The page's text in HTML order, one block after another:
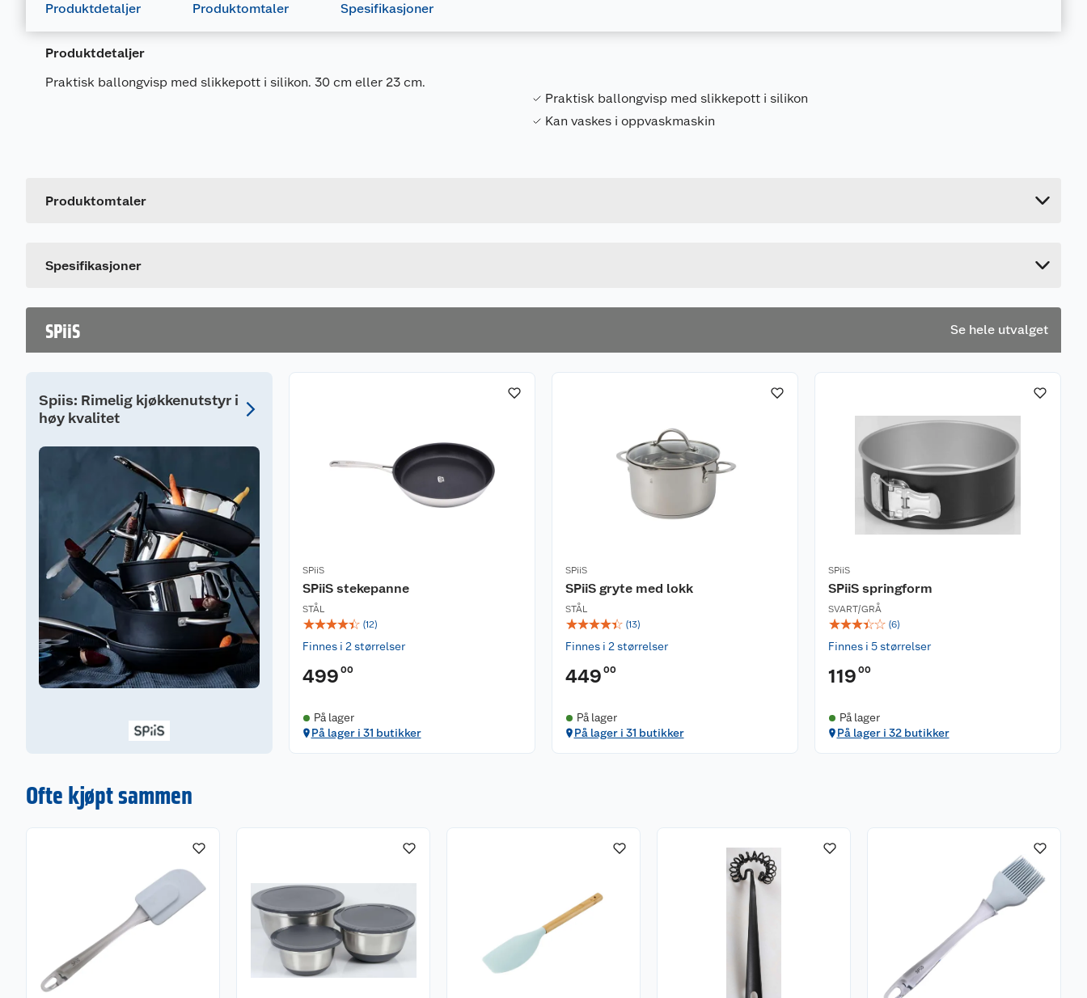
Produktdetaljer Produktomtaler Spesifikasjoner
Produktdetaljer
Praktisk ballongvisp med slikkepott i silikon. 30 cm eller 23 cm.
Praktisk ballongvisp med slikkepott i silikon
Kan vaskes i oppvaskmaskin
Produktomtaler
Spesifikasjoner
Leverandørens artikkelnummer
SPiiS Se hele utvalget
Spiis: Rimelig kjøkkenutstyr i
høy kvalitet
SPiiS
SPiiS stekepanne
STÅL
☆☆☆☆☆ (12)
Finnes i 2 størrelser
499 00
På lager
På lager i 31 butikker
SPiiS
SPiiS gryte med lokk
STÅL
☆☆☆☆☆ (13)
Finnes i 2 størrelser
449 00
På lager
På lager i 31 butikker
SPiiS
SPiiS springform
SVART/GRÅ
☆☆☆☆☆ (6)
Finnes i 5 størrelser
119 00
På lager
På lager i 32 butikker
Ofte kjøpt sammen